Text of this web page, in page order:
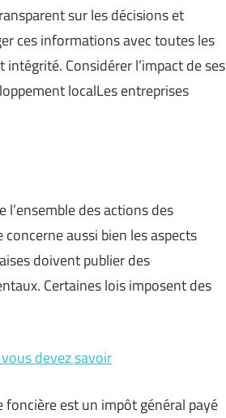
sur les décisions et
ces informations avec toutes les
Considérer l’impact de ses
localLes entreprises
l’ensemble des actions des
aussi bien les aspects
doivent publier des
Certaines lois imposent des
devez savoir
est un impôt général payé